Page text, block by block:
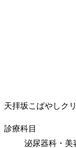
天拝坂こばやしク
診療科目
泌尿器科・美